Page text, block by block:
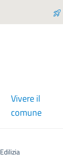
Vivere il
comune